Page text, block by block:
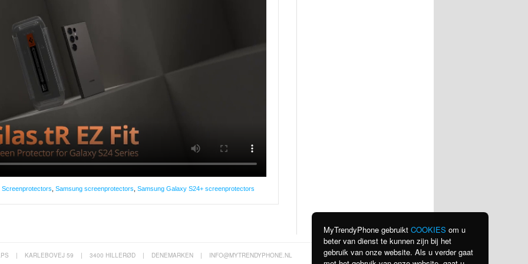
Screenprotectors Samsung screenprotectors Samsung Galaxy S24+ screenprotectors
| KARLEBOVEJ 59 | 3400 HILLERØD | DENEMARKEN | INFO@MYTRENDYPHONE.NL
MyTrendyPhone gebruikt COOKIES om u
beter van dienst te kunnen zijn bij het
gebruik van onze website. Als u verder gaat